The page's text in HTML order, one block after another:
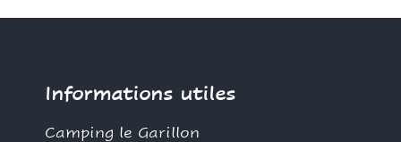
Informations utiles
Camping le Garillon